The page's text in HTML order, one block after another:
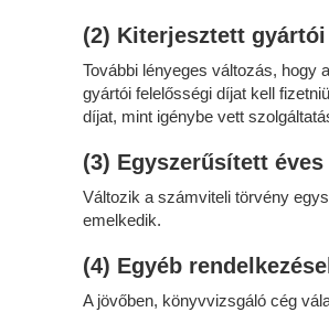
(2) Kiterjesztett
További lényeges változás, hogy
gyártói felelősségi díjat kell
díjat, mint igénybe vett
(3) Egyszerűsített
Változik a számviteli törvény
emelkedik.
(4) Egyéb
A jövőben, könyvvizsgáló cég